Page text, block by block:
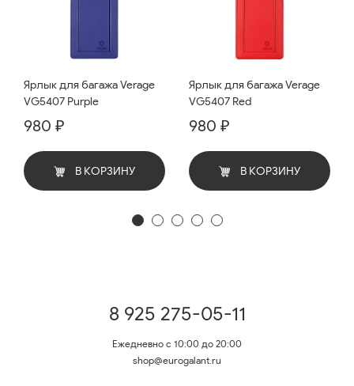
Ярлык для багажа Verage
VG5407 Purple
980 ₽
В КОРЗИНУ
Ярлык для багажа Verage
VG5407 Red
980 ₽
В КОРЗИНУ
8 925 275-05-11
Ежедневно с 10:00 до 20:00
shop@eurogalant.ru